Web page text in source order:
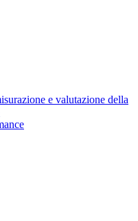
e valutazione della